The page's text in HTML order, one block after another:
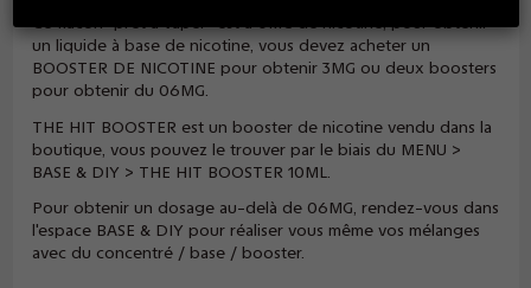
Ce flacon "prêt à vaper" est à 0MG de nicotine, pour obtenir
un liquide à base de nicotine, vous devez acheter un
BOOSTER DE NICOTINE pour obtenir 3MG ou deux boosters
pour obtenir du 06MG.
THE HIT BOOSTER est un booster de nicotine vendu dans la
boutique, vous pouvez le trouver par le biais du MENU >
BASE & DIY > THE HIT BOOSTER 10ML.
Pour obtenir un dosage au-delà de 06MG, rendez-vous dans
l'espace BASE & DIY pour réaliser vous même vos mélanges
avec du concentré / base / booster.